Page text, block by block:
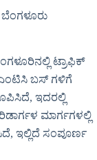
ಬೆಂಗಳೂರು
ಟ್ರಾಫಿಕ್
ಬಸ್ ಗಳಿಗೆ
ಇದರಲ್ಲಿ
ಮಾರ್ಗಗಳಲ್ಲಿ
ಇಲ್ಲಿದೆ ಸಂಪೂರ್ಣ